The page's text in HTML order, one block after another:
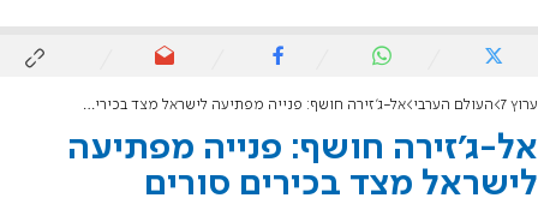
ערוץ 7 העולם הערבי אל-ג'זירה חושף: פנייה מפתיעה לישראל מצד בכירים סורים
אל-ג'זירה חושף: פנייה מפתיעה
לישראל מצד בכירים סורים